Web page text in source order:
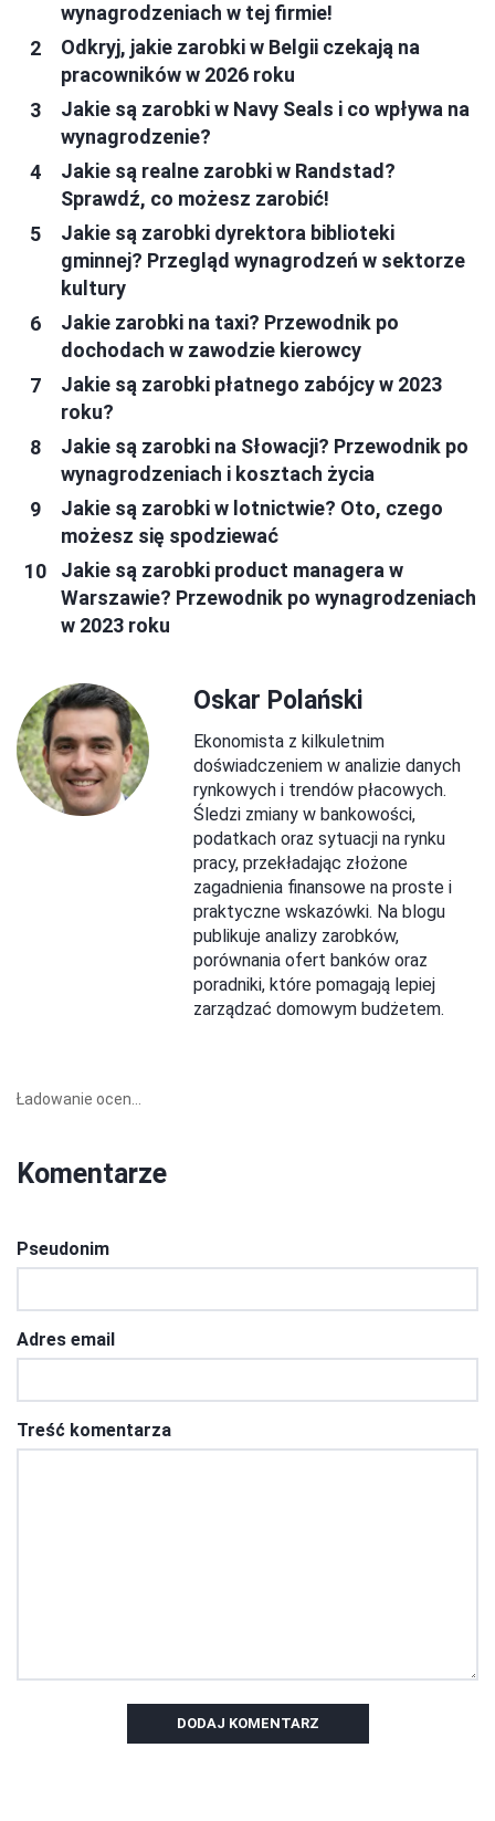
wynagrodzeniach w tej firmie!
Odkryj, jakie zarobki w Belgii czekają na
pracowników w 2026 roku
Jakie są zarobki w Navy Seals i co wpływa na
wynagrodzenie?
Jakie są realne zarobki w Randstad?
Sprawdź, co możesz zarobić!
Jakie są zarobki dyrektora biblioteki
gminnej? Przegląd wynagrodzeń w sektorze
kultury
Jakie zarobki na taxi? Przewodnik po
dochodach w zawodzie kierowcy
Jakie są zarobki płatnego zabójcy w 2023
roku?
Jakie są zarobki na Słowacji? Przewodnik po
wynagrodzeniach i kosztach życia
Jakie są zarobki w lotnictwie? Oto, czego
możesz się spodziewać
Jakie są zarobki product managera w
Warszawie? Przewodnik po wynagrodzeniach
w 2023 roku
Oskar Polański
Ekonomista z kilkuletnim
doświadczeniem w analizie danych
rynkowych i trendów płacowych.
Śledzi zmiany w bankowości,
podatkach oraz sytuacji na rynku
pracy, przekładając złożone
zagadnienia finansowe na proste i
praktyczne wskazówki. Na blogu
publikuje analizy zarobków,
porównania ofert banków oraz
poradniki, które pomagają lepiej
zarządzać domowym budżetem.
Ładowanie ocen...
Komentarze
Pseudonim
Adres email
Treść komentarza
DODAJ KOMENTARZ